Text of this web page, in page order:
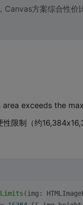
Canvas方案综合性
area exceeds the
限制（约
( img: